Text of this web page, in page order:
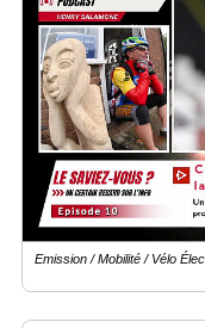
Emission / Mobilité / Vélo